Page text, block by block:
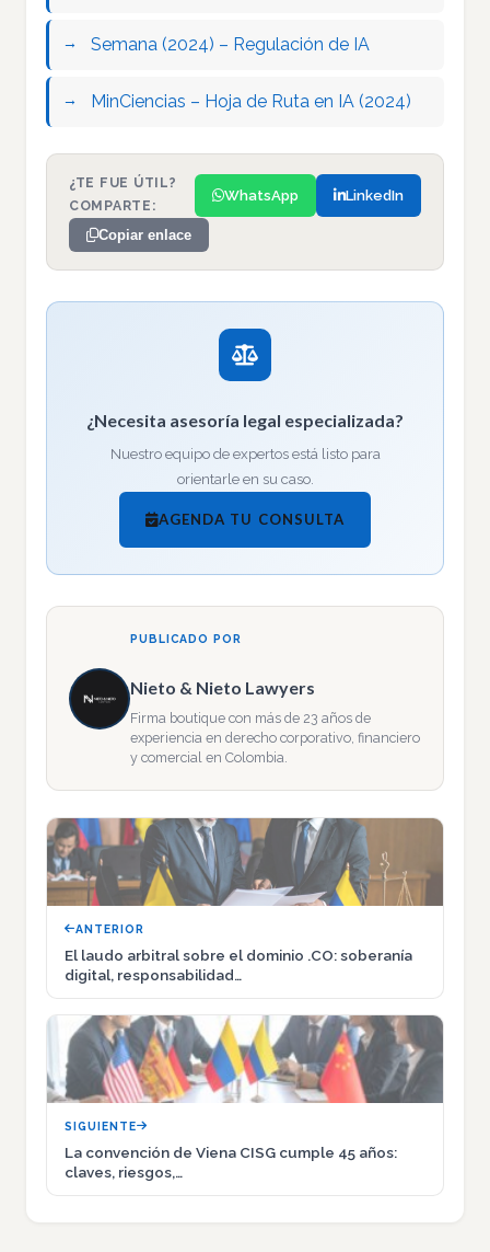
Semana (2024) – Regulación de IA
MinCiencias – Hoja de Ruta en IA (2024)
¿TE FUE ÚTIL?
COMPARTE:
WhatsApp LinkedIn
Copiar enlace
¿Necesita asesoría legal especializada?
Nuestro equipo de expertos está listo para
orientarle en su caso.
AGENDA TU CONSULTA
PUBLICADO POR
Nieto & Nieto Lawyers
Firma boutique con más de 23 años de
experiencia en derecho corporativo, financiero
y comercial en Colombia.
ANTERIOR
El laudo arbitral sobre el dominio .CO: soberanía
digital, responsabilidad…
SIGUIENTE
La convención de Viena CISG cumple 45 años:
claves, riesgos,…